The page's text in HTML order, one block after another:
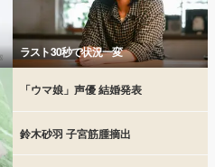
ラスト30秒で状況一変
「ウマ娘」声優 結婚発表
鈴木砂羽 子宮筋腫摘出